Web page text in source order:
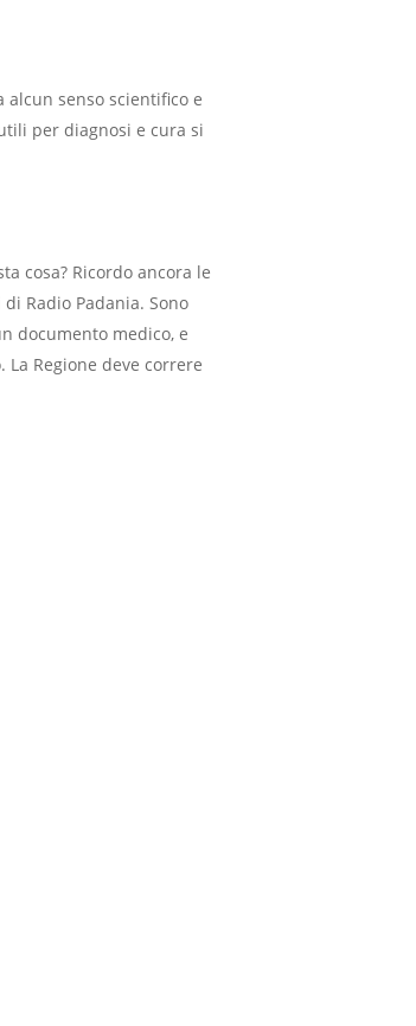
senso scientifico e
per diagnosi e cura si
cosa? Ricordo ancora le
Radio Padania. Sono
documento medico, e
Regione deve correre